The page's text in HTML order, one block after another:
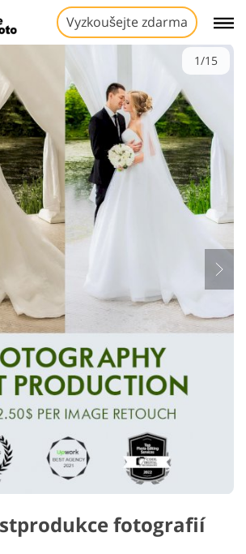
Vyzkoušejte zdarma
1/15
fotografií